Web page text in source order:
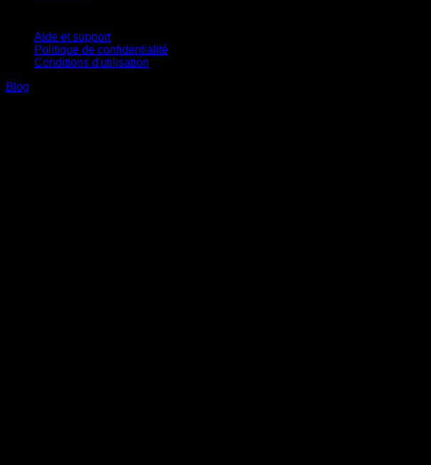
Aide et support
Politique de confidentialité
Conditions d'utilisation
Blog